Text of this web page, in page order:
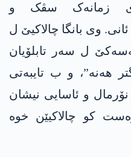
زمانەک سڤک و
وی بانگا چالاکیێ ل
ل سەر تابلۆیان
ھەنە”، و ب تایبەتی
و ئاسایی نیشان
کو چالاکیێن خوە